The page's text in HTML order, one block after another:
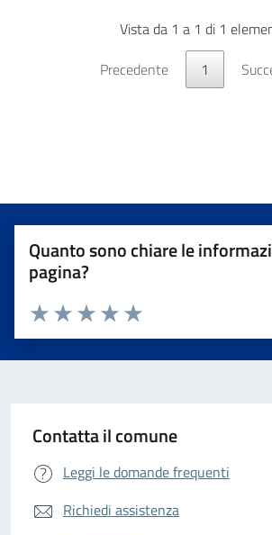
Vista da 1 a 1 di 1
Precedente
1
Quanto sono chiare le
pagina?
Valuta da 1 a 5 stelle la pagina
Valuta 5 stelle su 5
Valuta 4 stelle su 5
Valuta 3 stelle su 5
Valuta 2 stelle su 5
Valuta 1 stelle su 5
Contatta il comune
Leggi le domande frequenti
Richiedi assistenza